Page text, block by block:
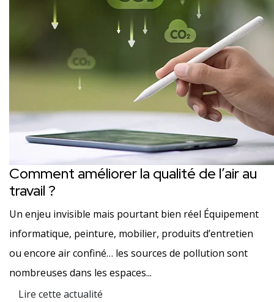
Comment améliorer la qualité de l’air au
travail ?
Un enjeu invisible mais pourtant bien réel Équipement
informatique, peinture, mobilier, produits d’entretien
ou encore air confiné… les sources de pollution sont
nombreuses dans les espaces...
Lire cette actualité